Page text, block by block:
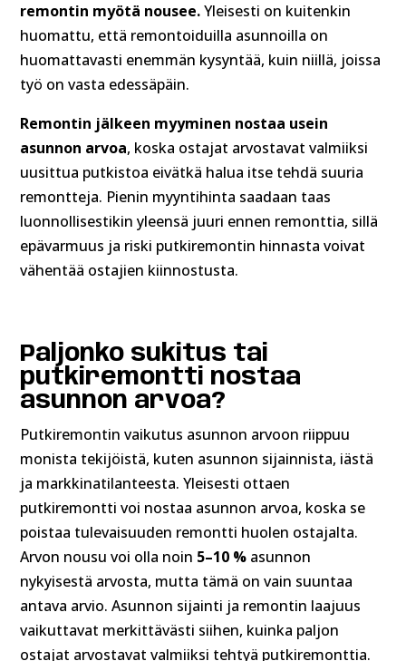
remontin myötä nousee.Yleisesti on kuitenkin
huomattu, että remontoiduilla asunnoilla on
huomattavasti enemmän kysyntää, kuin niillä, joissa
työ on vasta edessäpäin.
Remontin jälkeen myyminen nostaa usein
asunnon arvoa, koska ostajat arvostavat valmiiksi
uusittua putkistoa eivätkä halua itse tehdä suuria
remontteja. Pienin myyntihinta saadaan taas
luonnollisestikin yleensä juuri ennen remonttia, sillä
epävarmuus ja riski putkiremontin hinnasta voivat
vähentää ostajien kiinnostusta.
Paljonko sukitus tai
putkiremontti nostaa
asunnon arvoa?
Putkiremontin vaikutus asunnon arvoon riippuu
monista tekijöistä, kuten asunnon sijainnista, iästä
ja markkinatilanteesta. Yleisesti ottaen
putkiremontti voi nostaa asunnon arvoa, koska se
poistaa tulevaisuuden remontti huolen ostajalta.
Arvon nousu voi olla noin 5–10 % asunnon
nykyisestä arvosta, mutta tämä on vain suuntaa
antava arvio. Asunnon sijainti ja remontin laajuus
vaikuttavat merkittävästi siihen, kuinka paljon
ostajat arvostavat valmiiksi tehtyä putkiremonttia.